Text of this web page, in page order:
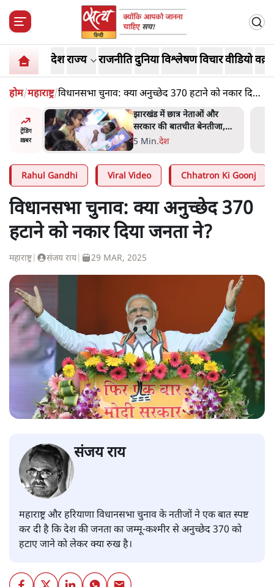
देशराज्य राजनीतिदुनियाविश्लेषणविचारवीडियो
होम/महाराष्ट्र/विधानसभा चुनाव: क्या अनुच्छेद 370 हटाने को नकार दिया
जनता ने?
ट्रेंडिंग
ख़बर
' अंडों
सेनानी
झारखंड में छात्र नेताओं और
सरकार की बातचीत बेनतीजा,
आंदोलन जारी
5 Min.देश
Rahul Gandhi Viral Video Chhatron Ki Goonj
विधानसभा चुनाव: क्या अनुच्छेद 370
हटाने को नकार दिया जनता ने?
महाराष्ट्र| संजय राय| 29 MAR, 2025
संजय राय
महाराष्ट्र और हरियाणा विधानसभा चुनाव के नतीजों ने एक बात स्पष्ट
कर दी है कि देश की जनता का जम्मू-कश्मीर से अनुच्छेद 370 को
हटाए जाने को लेकर क्या रुख है।